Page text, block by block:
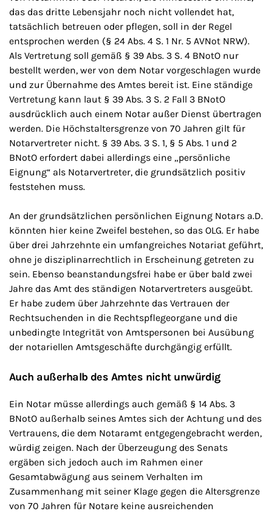
das das dritte Lebensjahr noch nicht vollendet hat,
tatsächlich betreuen oder pflegen, soll in der Regel
entsprochen werden (§ 24 Abs. 4 S. 1 Nr. 5 AVNot NRW).
Als Vertretung soll gemäß § 39 Abs. 3 S. 4 BNotO nur
bestellt werden, wer von dem Notar vorgeschlagen wurde
und zur Übernahme des Amtes bereit ist. Eine ständige
Vertretung kann laut § 39 Abs. 3 S. 2 Fall 3 BNotO
ausdrücklich auch einem Notar außer Dienst übertragen
werden. Die Höchstaltersgrenze von 70 Jahren gilt für
Notarvertreter nicht. § 39 Abs. 3 S. 1, § 5 Abs. 1 und 2
BNotO erfordert dabei allerdings eine „persönliche
Eignung“ als Notarvertreter, die grundsätzlich positiv
feststehen muss.
An der grundsätzlichen persönlichen Eignung Notars a.D.
könnten hier keine Zweifel bestehen, so das OLG. Er habe
über drei Jahrzehnte ein umfangreiches Notariat geführt,
ohne je disziplinarrechtlich in Erscheinung getreten zu
sein. Ebenso beanstandungsfrei habe er über bald zwei
Jahre das Amt des ständigen Notarvertreters ausgeübt.
Er habe zudem über Jahrzehnte das Vertrauen der
Rechtsuchenden in die Rechtspflegeorgane und die
unbedingte Integrität von Amtspersonen bei Ausübung
der notariellen Amtsgeschäfte durchgängig erfüllt.
Auch außerhalb des Amtes nicht unwürdig
Ein Notar müsse allerdings auch gemäß § 14 Abs. 3
BNotO außerhalb seines Amtes sich der Achtung und des
Vertrauens, die dem Notaramt entgegengebracht werden,
würdig zeigen. Nach der Überzeugung des Senats
ergäben sich jedoch auch im Rahmen einer
Gesamtabwägung aus seinem Verhalten im
Zusammenhang mit seiner Klage gegen die Altersgrenze
von 70 Jahren für Notare keine ausreichenden